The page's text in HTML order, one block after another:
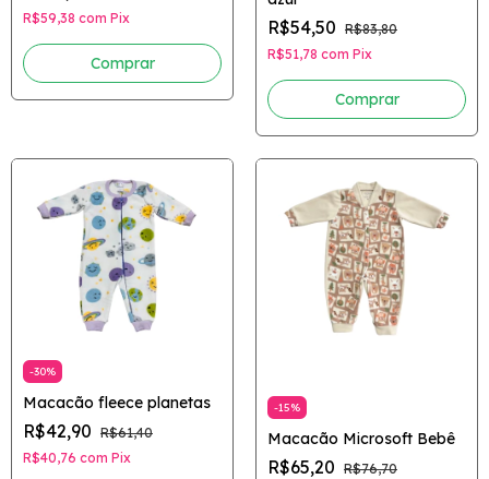
R$59,38 com Pix
Comprar
R$54,50 R$83,80
R$51,78 com Pix
Comprar
-30%
Macacão fleece planetas
R$42,90 R$61,40
R$40,76 com Pix
-15%
Macacão Microsoft Bebê
R$65,20 R$76,70